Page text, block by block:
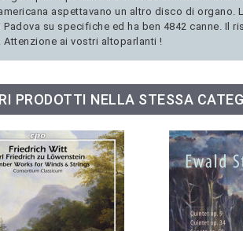
aspettavano un altro disco di
su specifiche ed ha ben 4842 canne. Il
Attenzione ai vostri altoparlanti !
PRODOTTI NELLA STESSA